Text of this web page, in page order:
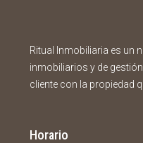
Ritual Inmobiliaria es un
inmobiliarios y de
cliente con la propiedad
Horario